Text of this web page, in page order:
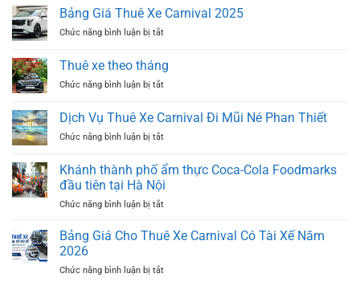
Vụ
Thuê
Xe
Có
Tài
Xế
Bảng Giá Thuê Xe Carnival 2025
Chức năng bình luận bị tắtở
Thuê
Xe
2025
Thuê xe theo tháng
Chức năng bình luận bị tắtở
xe
theo
tháng
Dịch Vụ Thuê Xe Carnival Đi Mũi Né Phan Thiết
Chức năng bình luận bị tắtở
Vụ
Thuê
Xe
Carnival
Mũi
Thiết
Khánh thành phố ẩm thực Coca-Cola Foodmarks
đầu tiên tại Hà Nội
Chức năng bình luận bị tắtở
thành
thực
Bảng Giá Cho Thuê Xe Carnival Có Tài Xế Năm
2026
Chức năng bình luận bị tắtở